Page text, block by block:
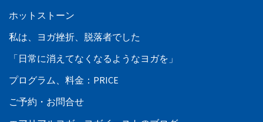
ホットストーン
私は、ヨガ挫折、脱落者でした
「日常に消えてなくなるようなヨガを」
プログラム、料金：PRICE
ご予約・お問合せ